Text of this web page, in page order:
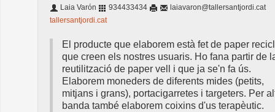
Laia Varón
934433434
laiavaron@tallersantjordi.cat
tallersantjordi.cat
El producte que elaborem està fet de paper
que creen els nostres usuaris. Ho fana partir de
reutilització de paper vell i que ja se'n fa ús.
Elaborem moneders de diferents mides (petits,
mitjans i grans), portacigarretes i targeters. Per
banda també elaborem coixins d'us terapèutic.